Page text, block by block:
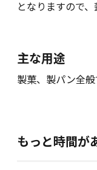
となりますので、
主な用途
製菓、製パン全般
もっと時間が